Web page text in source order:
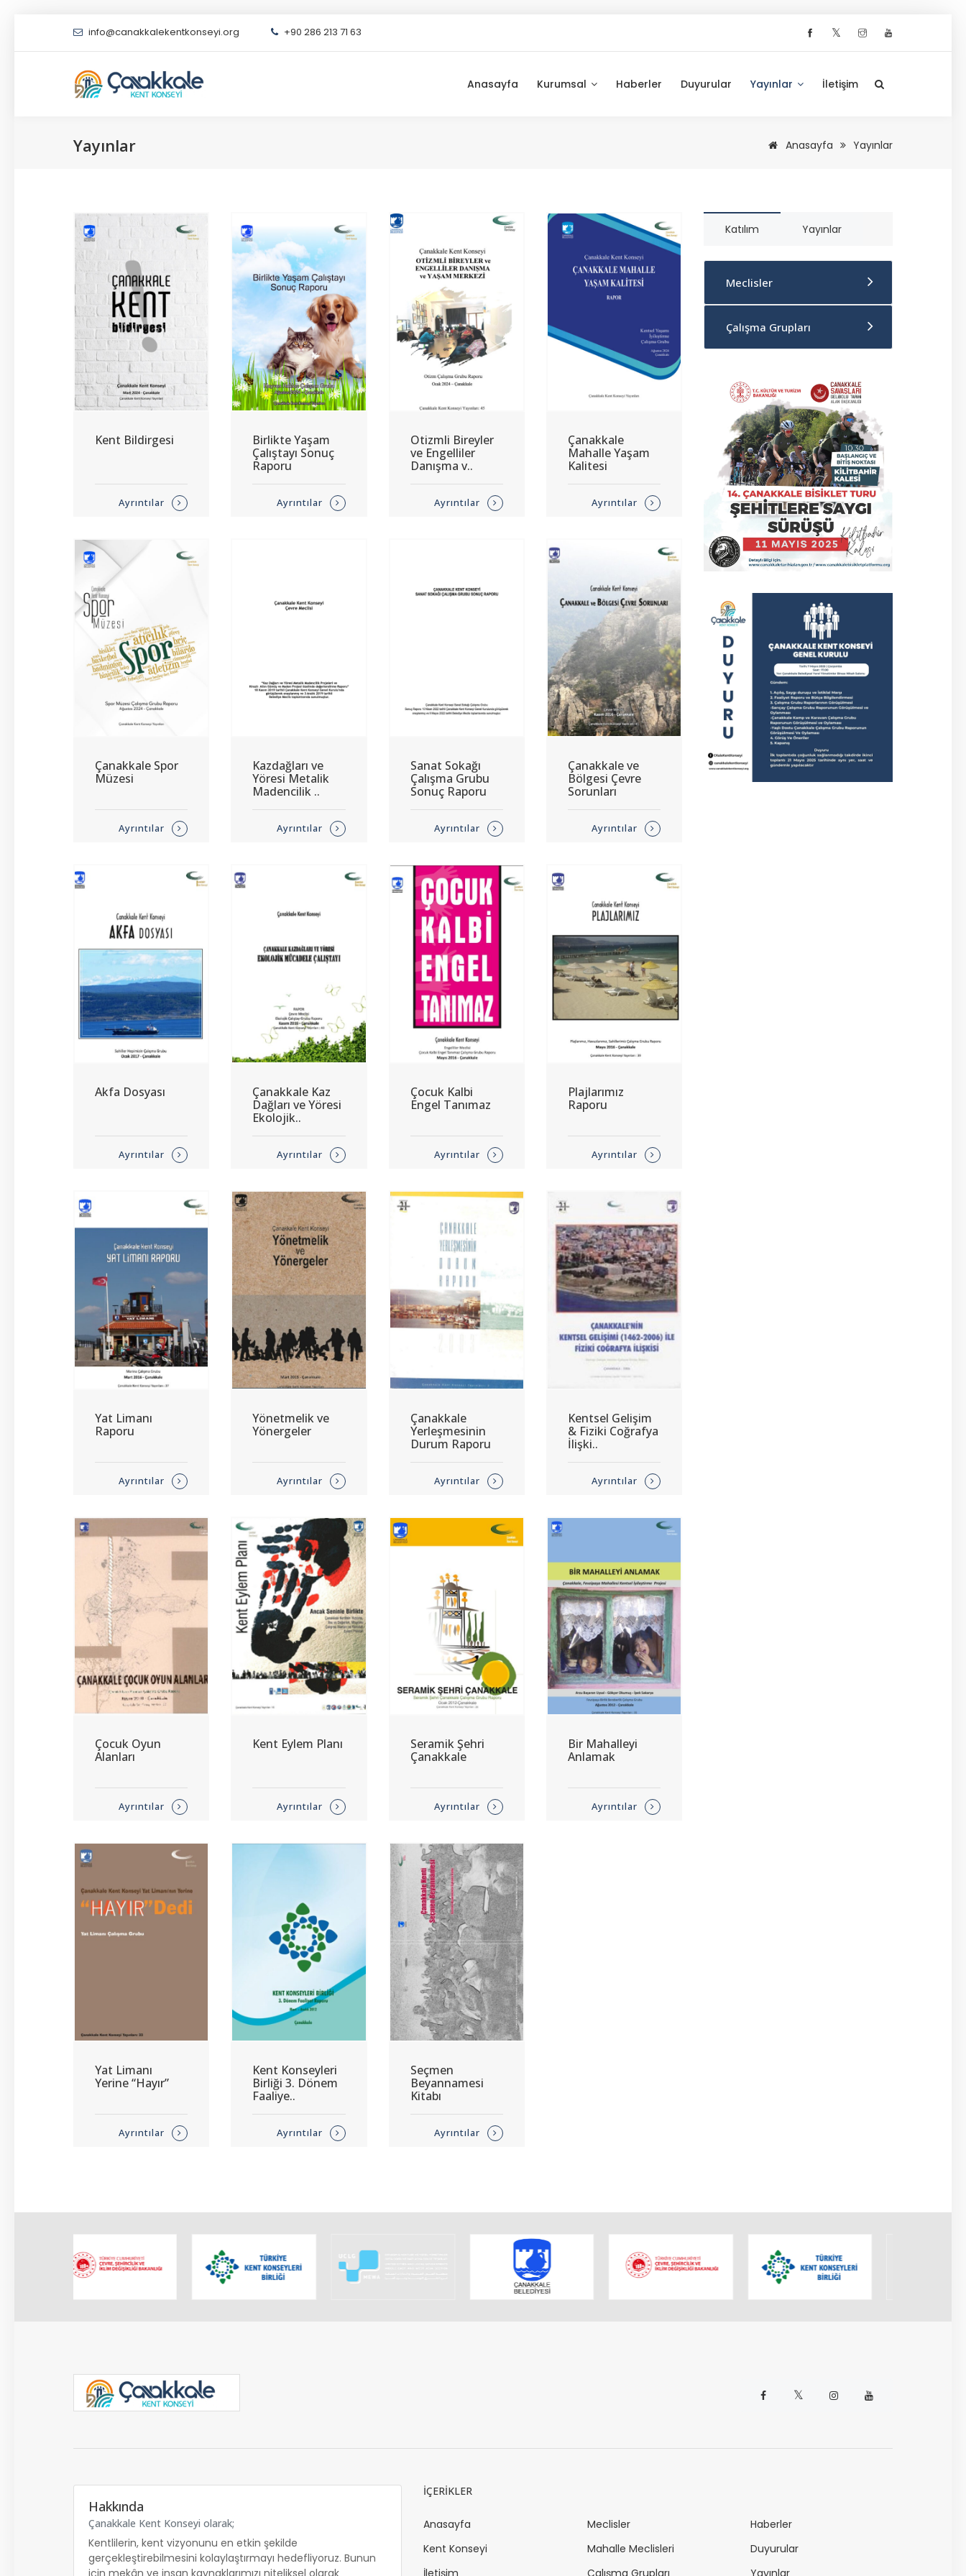
info@canakkalekentkonseyi.org +90 286 213 71 63 𝕏
Anasayfa Kurumsal Haberler Duyurular Yayınlar İletişim
Yayınlar Anasayfa Yayınlar
Kent Bildirgesi
Ayrıntılar
Birlikte Yaşam
Çalıştayı Sonuç
Raporu
Ayrıntılar
Otizmli Bireyler
ve Engelliler
Danışma v..
Ayrıntılar
Çanakkale
Mahalle Yaşam
Kalitesi
Ayrıntılar
Çanakkale Spor
Müzesi
Ayrıntılar
Kazdağları ve
Yöresi Metalik
Madencilik ..
Ayrıntılar
Sanat Sokağı
Çalışma Grubu
Sonuç Raporu
Ayrıntılar
Çanakkale ve
Bölgesi Çevre
Sorunları
Ayrıntılar
Akfa Dosyası
Ayrıntılar
Çanakkale Kaz
Dağları ve Yöresi
Ekolojik..
Ayrıntılar
Çocuk Kalbi
Engel Tanımaz
Ayrıntılar
Plajlarımız
Raporu
Ayrıntılar
Yat Limanı
Raporu
Ayrıntılar
Yönetmelik ve
Yönergeler
Ayrıntılar
Çanakkale
Yerleşmesinin
Durum Raporu
Ayrıntılar
Kentsel Gelişim
& Fiziki Coğrafya
İlişki..
Ayrıntılar
Çocuk Oyun
Alanları
Ayrıntılar
Kent Eylem Planı
Ayrıntılar
Seramik Şehri
Çanakkale
Ayrıntılar
Bir Mahalleyi
Anlamak
Ayrıntılar
Yat Limanı
Yerine “Hayır”
Ayrıntılar
Kent Konseyleri
Birliği 3. Dönem
Faaliye..
Ayrıntılar
Seçmen
Beyannamesi
Kitabı
Ayrıntılar
Katılım Yayınlar
Meclisler
Çalışma Grupları
𝕏
Hakkında
Çanakkale Kent Konseyi olarak;
Kentlilerin, kent vizyonunu en etkin şekilde
gerçekleştirebilmesini kolaylaştırmayı hedefliyoruz. Bunun
için mekân ve insan kaynaklarımızı niteliksel olarak
İÇERİKLER
Anasayfa
Kent Konseyi
İletişim
Meclisler
Mahalle Meclisleri
Çalışma Grupları
Haberler
Duyurular
Yayınlar